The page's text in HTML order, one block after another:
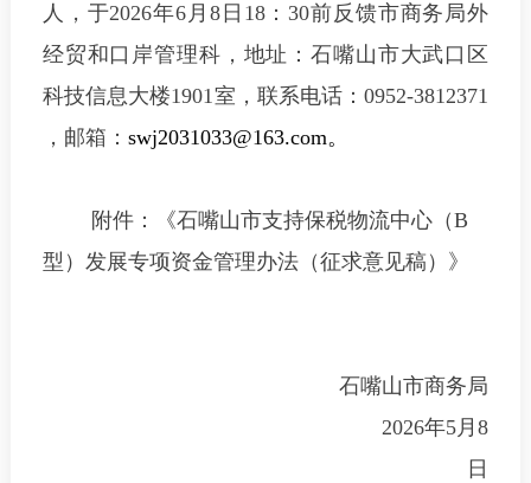
人，于2026年6月8日18：30前反馈市商务局外
经贸和口岸管理科，地址：石嘴山市大武口区
科技信息大楼1901室，联系电话：0952-3812371
，邮箱： swj2031033@163.com。
附件：《石嘴山市支持保税物流中心（B
型）发展专项资金管理办法（征求意见稿）》
石嘴山市商务局
2026年5月8
日